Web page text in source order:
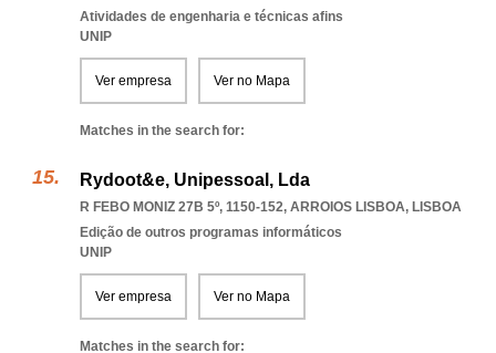
Atividades de engenharia e técnicas afins
UNIP
Ver empresa Ver no Mapa
Matches in the search for:
Rydoot&e, Unipessoal, Lda
R FEBO MONIZ 27B 5º, 1150-152, ARROIOS LISBOA, LISBOA
Edição de outros programas informáticos
UNIP
Ver empresa Ver no Mapa
Matches in the search for: